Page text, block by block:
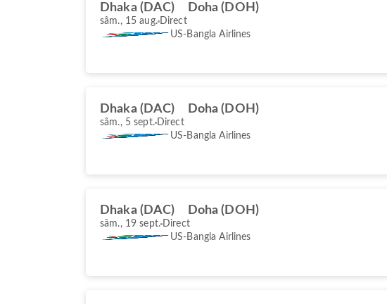
Dhaka (DAC) Doha (DOH)
sâm., 15 aug. Direct
US-Bangla Airlines
Dhaka (DAC) Doha (DOH)
sâm., 5 sept. Direct
US-Bangla Airlines
Dhaka (DAC) Doha (DOH)
sâm., 19 sept. Direct
US-Bangla Airlines